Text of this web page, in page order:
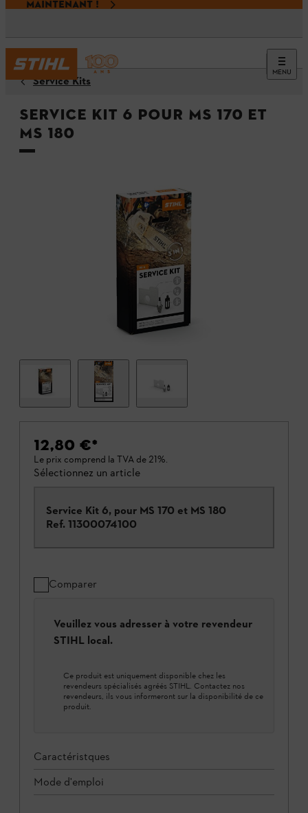
MAINTENANT !
MENU
Service Kits
Service Kit 6 pour MS 170 et
MS 180
12,80 €*
Le prix comprend la TVA de 21%.
Sélectionnez un article
Service Kit 6, pour MS 170 et MS 180
Ref. 11300074100
Comparer
Veuillez vous adresser à votre revendeur
STIHL local.
Ce produit est uniquement disponible chez les
revendeurs spécialisés agréés STIHL. Contactez nos
revendeurs, ils vous informeront sur la disponibilité de ce
produit.
Caractéristques
Mode d'emploi